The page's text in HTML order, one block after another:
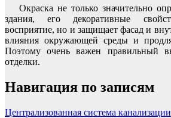
Окраска не только значительно
здания, его декоративные
восприятие, но и защищает фасад и
влияния окружающей среды и
Поэтому очень важен правильный
отделки.
Навигация по записям
Централизованная система канализации